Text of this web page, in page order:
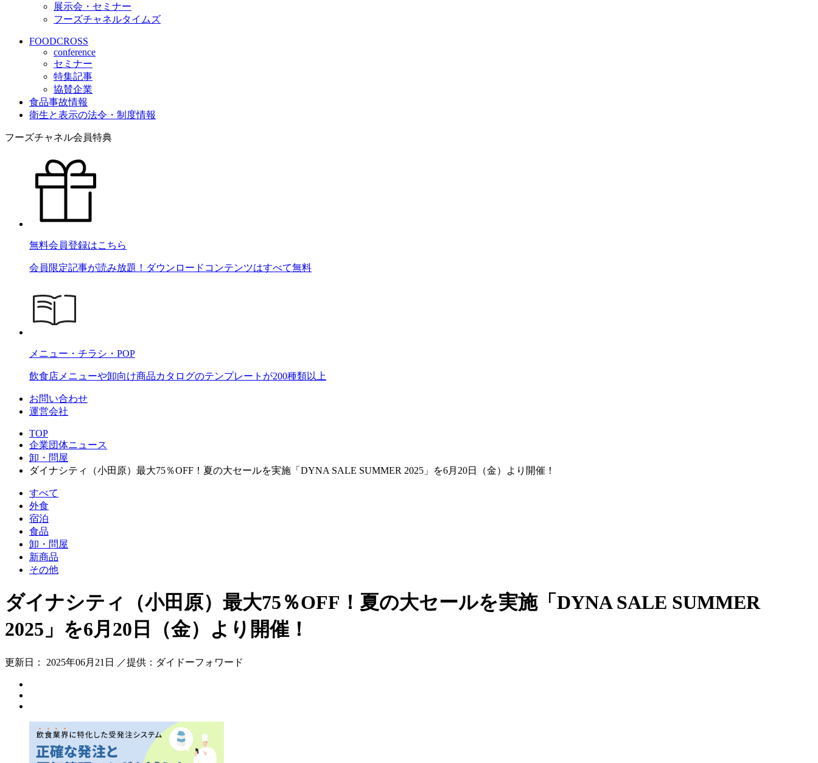
展示会・セミナー
フーズチャネルタイムズ
FOODCROSS
conference
セミナー
特集記事
協賛企業
食品事故情報
衛生と表示の法令・制度情報
フーズチャネル会員特典
無料会員登録はこちら
会員限定記事が読み放題！ダウンロードコンテンツはすべて無料
メニュー・チラシ・POP
飲食店メニューや卸向け商品カタログのテンプレートが200種類以上
お問い合わせ
運営会社
TOP
企業団体ニュース
卸・問屋
ダイナシティ（小田原）最大75％OFF！夏の大セールを実施「DYNA SALE SUMMER 2025」を6月20日（金）より開催！
すべて
外食
宿泊
食品
卸・問屋
新商品
その他
ダイナシティ（小田原）最大75％OFF！夏の大セールを実施「DYNA SALE SUMMER
2025」を6月20日（金）より開催！
更新日： 2025年06月21日 ／提供：ダイドーフォワード